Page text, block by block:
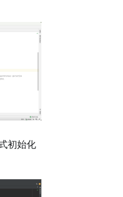
初始化